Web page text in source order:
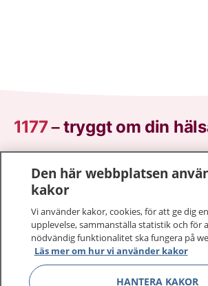
1177–tryggt om din
sjukdomar och vilka mottagningar du
Logga in för att läsa din journal och
vårdärenden. Ring telefonnummer
sjukvårdsrådgivning dygnet runt.
1177 ger dig råd när du vill må bättre.
Den här webbplatsen
kakor
Vi använder kakor, cookies, för att ge dig
upplevelse, sammanställa statistik och för
nödvändig funktionalitet ska fungera på
Läs mer om hur vi använder kakor
HANTERA KAKOR